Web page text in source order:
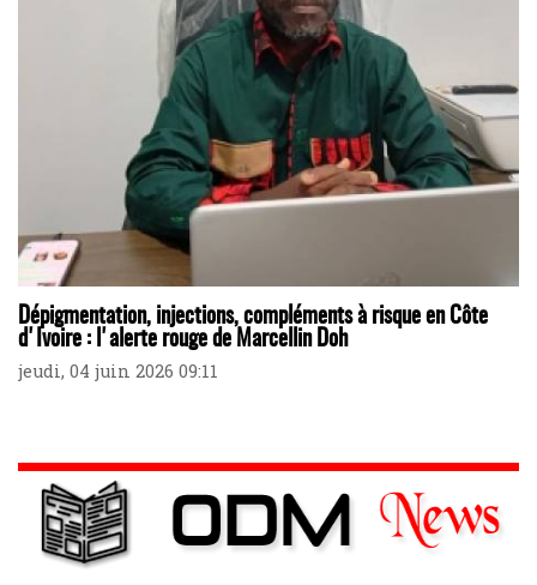
Dépigmentation, injections, compléments à risque en Côte
d'Ivoire : l'alerte rouge de Marcellin Doh
jeudi, 04 juin 2026 09:11